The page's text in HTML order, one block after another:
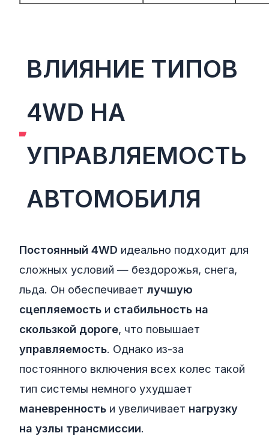
ВЛИЯНИЕ ТИПОВ
4WD НА
УПРАВЛЯЕМОСТЬ
АВТОМОБИЛЯ
Постоянный 4WD идеально подходит для
сложных условий — бездорожья, снега,
льда. Он обеспечивает лучшую
сцепляемость и стабильность на
скользкой дороге, что повышает
управляемость. Однако из-за
постоянного включения всех колес такой
тип системы немного ухудшает
маневренность и увеличивает нагрузку
на узлы трансмиссии.